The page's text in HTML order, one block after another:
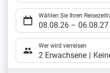
Wählen Sie Ihren
08.08.26 – 06.08.27
Wer wird verreisen
2 Erwachsene